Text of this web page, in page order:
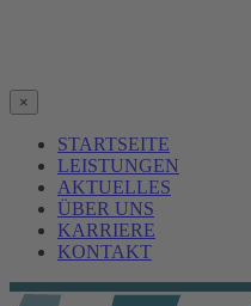
×
STARTSEITE
LEISTUNGEN
AKTUELLES
ÜBER UNS
KARRIERE
KONTAKT